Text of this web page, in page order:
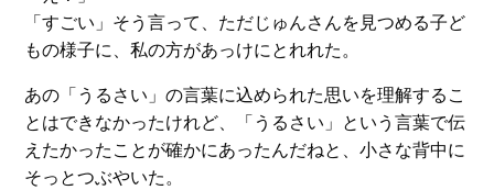
「すごい」そう言って、ただじゅんさんを見つめる子ど
もの様子に、私の方があっけにとれれた。
あの「うるさい」の言葉に込められた思いを理解するこ
とはできなかったけれど、「うるさい」という言葉で伝
えたかったことが確かにあったんだねと、小さな背中に
そっとつぶやいた。